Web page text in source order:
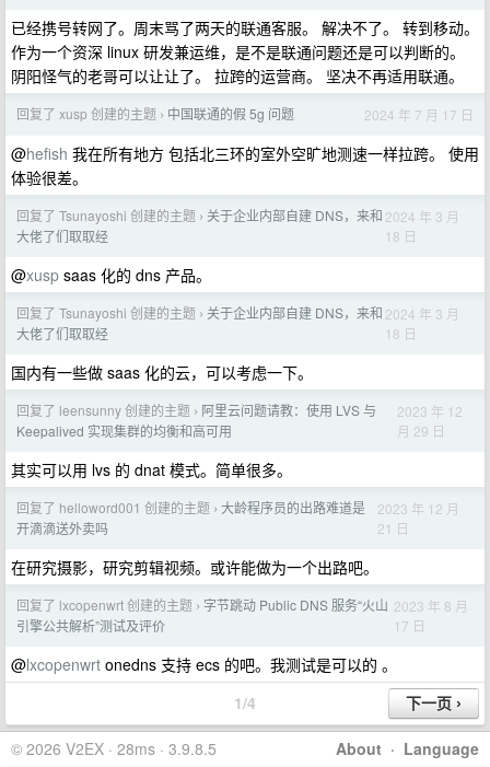
已经携号转网了。周末骂了两天的联通客服。 解决不了。 转到移动。
作为一个资深 linux 研发兼运维，是不是联通问题还是可以判断的。
阴阳怪气的老哥可以让让了。 拉跨的运营商。 坚决不再适用联通。
回复了 xusp 创建的主题 › 中国联通的假 5g 问题 2024 年 7 月 17 日
@hefish 我在所有地方 包括北三环的室外空旷地测速一样拉跨。 使用
体验很差。
回复了 Tsunayoshi 创建的主题 › 关于企业内部自建 DNS，来和
大佬了们取取经
2024 年 3 月
18 日
@xusp saas 化的 dns 产品。
回复了 Tsunayoshi 创建的主题 › 关于企业内部自建 DNS，来和
大佬了们取取经
2024 年 3 月
18 日
国内有一些做 saas 化的云，可以考虑一下。
回复了 leensunny 创建的主题 › 阿里云问题请教：使用 LVS 与
Keepalived 实现集群的均衡和高可用
2023 年 12
月 29 日
其实可以用 lvs 的 dnat 模式。简单很多。
回复了 helloword001 创建的主题 › 大龄程序员的出路难道是
开滴滴送外卖吗
2023 年 12 月
21 日
在研究摄影，研究剪辑视频。或许能做为一个出路吧。
回复了 lxcopenwrt 创建的主题 › 字节跳动 Public DNS 服务“火山
引擎公共解析”测试及评价
2023 年 8 月
17 日
@lxcopenwrt onedns 支持 ecs 的吧。我测试是可以的 。
1/4
About · Language
© 2026 V2EX · 28ms · 3.9.8.5